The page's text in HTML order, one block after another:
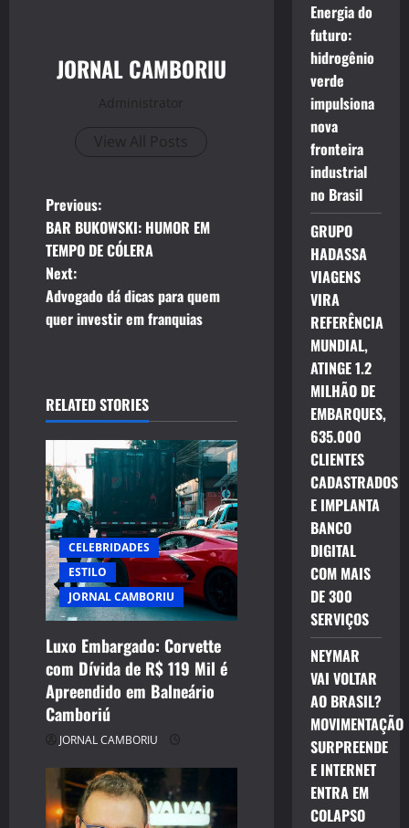
JORNAL CAMBORIU
Administrator
View All Posts
P
o
s
t
a
v
i
g
a
t
i
o
n
Previous:
BAR BUKOWSKI: HUMOR EM
TEMPO DE CÓLERA
Next:
Advogado dá dicas para quem
quer investir em franquias
RELATED STORIES
CELEBRIDADES
ESTILO
JORNAL CAMBORIU
Luxo Embargado: Corvette
com Dívida de R$ 119 Mil é
Apreendido em Balneário
Camboriú
JORNAL CAMBORIU
Energia do
futuro:
hidrogênio
verde
impulsiona
nova
fronteira
industrial
no Brasil
GRUPO
HADASSA
VIAGENS
VIRA
REFERÊNCIA
MUNDIAL,
ATINGE 1.2
MILHÃO DE
EMBARQUES,
635.000
CLIENTES
CADASTRADOS
E IMPLANTA
BANCO
DIGITAL
COM MAIS
DE 300
SERVIÇOS
NEYMAR
VAI VOLTAR
AO BRASIL?
MOVIMENTAÇÃO
SURPREENDE
E INTERNET
ENTRA EM
COLAPSO